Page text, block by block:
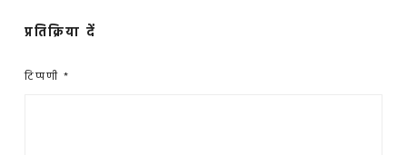
प्रतिक्रिया दें
टिप्पणी *